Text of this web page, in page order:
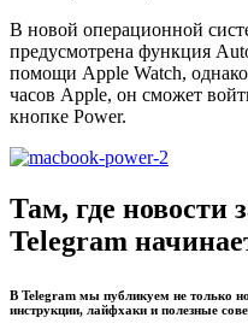
В новой операционной
предусмотрена функция
помощи Apple Watch,
часов Apple, он сможет
кнопке Power.
Там, где
Telegram
В Telegram мы публикуем не только
инструкции, лайфхаки и полезные